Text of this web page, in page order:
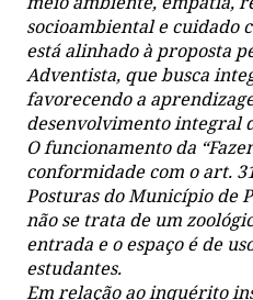
socioambiental e cuidado
está alinhado à proposta
Adventista, que busca
favorecendo a
desenvolvimento integral
O funcionamento da
conformidade com o art.
Posturas do Município de
não se trata de um
entrada e o espaço é de
estudantes.
Em relação ao inquérito